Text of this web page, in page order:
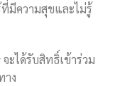
มีความสุขและไม่รู้
ะได้รับสิทธิ์เข้าร่วม
าง